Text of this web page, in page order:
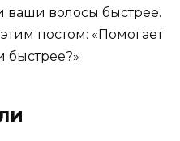
ваши волосы быстрее.
постом: «Помогает
быстрее?»